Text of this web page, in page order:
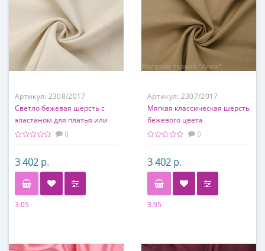
Артикул: 2308/2017
Светло бежевая шерсть с
эластаном для платья или
костюма
0
3 402 р.
3.05
Артикул: 2307/2017
Мягкая классическая шерсть
бежевого цвета
0
3 402 р.
3.95